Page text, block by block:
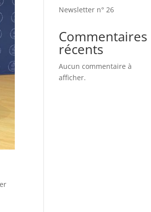
Newsletter n° 26
Commentaires
récents
Aucun commentaire à
afficher.